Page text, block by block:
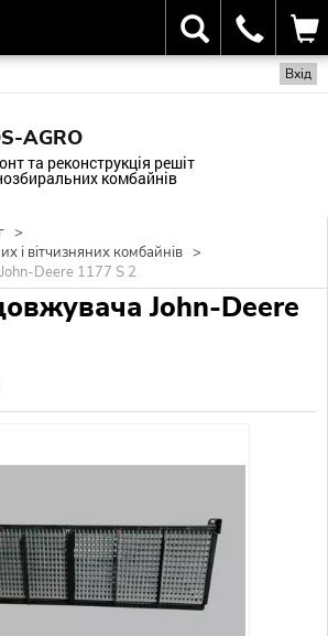
Вхід
AGRO
та реконструкція решіт
комбайнів
>
і вітчизняних комбайнів >
Deere 1177 S 2
John-Deere